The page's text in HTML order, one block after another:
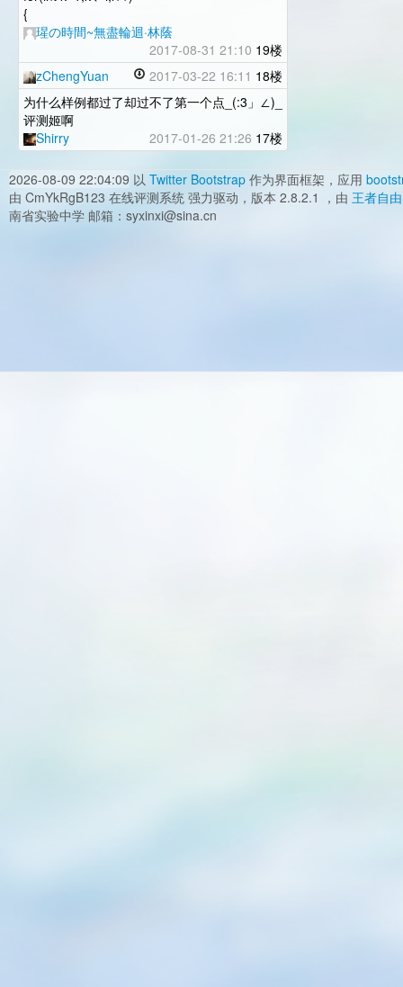
{
瑆の時間~無盡輪迴·林蔭
2017-08-31 21:10 19楼
zChengYuan
2017-03-22 16:11 18楼
为什么样例都过了却过不了第一个点_(:3」∠)_
评测姬啊
Shirry
2017-01-26 21:26 17楼
2026-08-09 22:04:09 以 Twitter Bootstrap 作为界面框架，应用
由 CmYkRgB123 在线评测系统 强力驱动，版本 2.8.2.1 ，由 王者自由
南省实验中学 邮箱：syxinxi@sina.cn